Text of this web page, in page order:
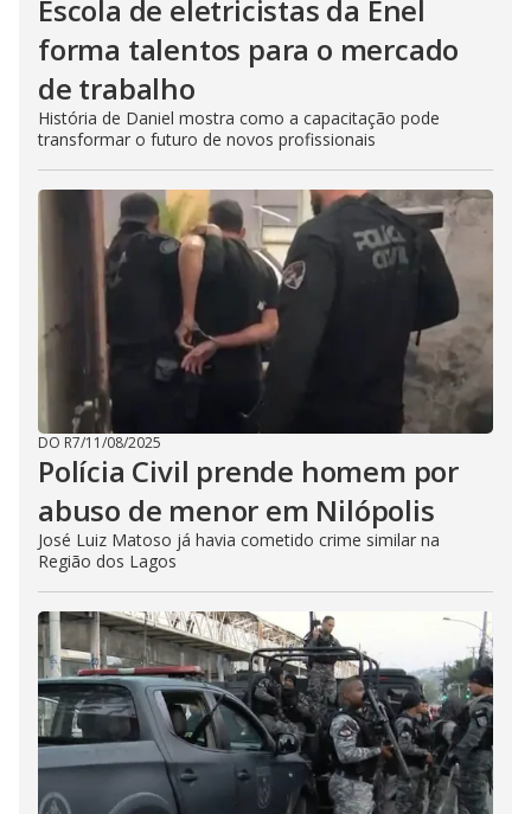
Escola de eletricistas da Enel
forma talentos para o mercado
de trabalho
História de Daniel mostra como a capacitação pode
transformar o futuro de novos profissionais
DO R7/11/08/2025
Polícia Civil prende homem por
abuso de menor em Nilópolis
José Luiz Matoso já havia cometido crime similar na
Região dos Lagos